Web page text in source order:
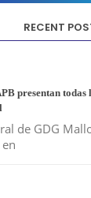
RECENT
presentan todas
de GDG